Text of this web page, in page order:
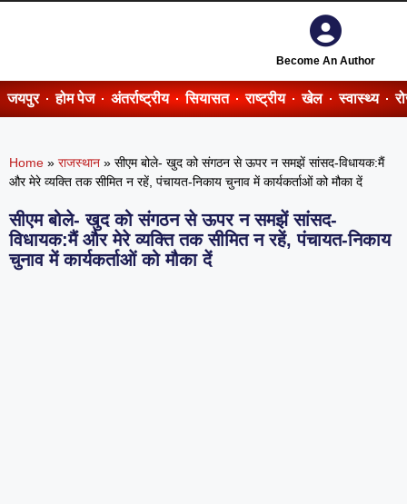
Become An Author
जयपुर होम पेज अंतर्राष्ट्रीय सियासत राष्ट्रीय खेल स्वास्थ्य
Home » राजस्थान » सीएम बोले- खुद को संगठन से ऊपर न समझें सांसद-विधायक:मैं
और मेरे व्यक्ति तक सीमित न रहें, पंचायत-निकाय चुनाव में कार्यकर्ताओं को मौका दें
सीएम बोले- खुद को संगठन से ऊपर न समझें सांसद-
विधायक:मैं और मेरे व्यक्ति तक सीमित न रहें, पंचायत-निकाय
चुनाव में कार्यकर्ताओं को मौका दें